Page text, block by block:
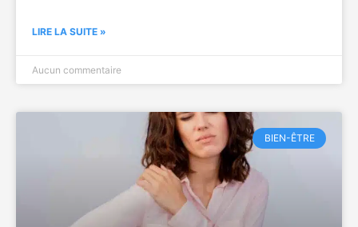
LIRE LA SUITE »
Aucun commentaire
BIEN-ÊTRE